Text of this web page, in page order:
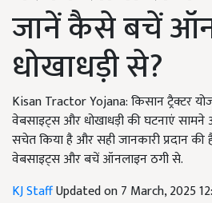
जानें कैसे बचें
धोखाधड़ी से?
Kisan Tractor Yojana: किसान ट्रैक्टर
वेबसाइट्स और धोखाधड़ी की घटनाएं सामने
सचेत किया है और सही जानकारी प्रदान
वेबसाइट्स और बचें ऑनलाइन ठगी से.
KJ StaffUpdated on 7 March, 2025